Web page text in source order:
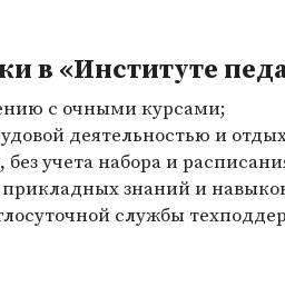
в «Институте
с очными курсами;
деятельностью и
учета набора и
знаний и
службы